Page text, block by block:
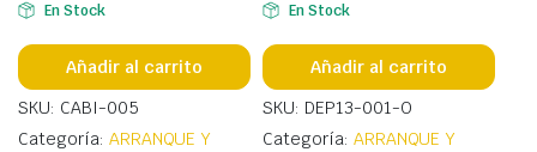
En Stock
Añadir al carrito
SKU: CABI-005
Categoría: ARRANQUE Y
En Stock
Añadir al carrito
SKU: DEP13-001-O
Categoría: ARRANQUE Y